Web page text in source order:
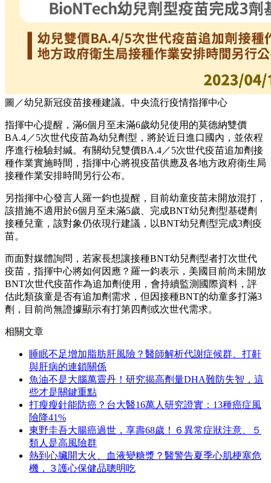
圖／幼兒新冠疫苗接種建議。中央流行疫情指揮中心
指揮中心提醒，滿6個月至未滿6歲幼兒使用的莫德納雙價
BA.4／5次世代疫苗為幼兒劑型，將於近日進口國內，並依程
序進行檢驗封緘。有關幼兒雙價BA.4／5次世代疫苗追加劑接
種作業實施時間，指揮中心將視疫苗供應及各地方政府衛生局
接種作業安排時間另行公布。
另指揮中心發言人羅一鈞也提醒，目前幼童疫苗未開放混打，
該措施不適用於6個月至未滿5歲、完成BNT幼兒劑型基礎劑
接種兒童，該對象仍依現行建議，以BNT幼兒劑型完成3劑疫
苗。
而面對媒體詢問，若家長想讓接種BNT幼兒劑型者打次世代
疫苗，指揮中心將如何因應？羅一鈞表示，美國目前尚未開放
BNT次世代疫苗作為追加劑使用，會持續監測國際資料，評
估此類孩童是否有追加劑需求，但因接種BNT的幼童多打滿3
劑，目前尚無證據顯示有打第四劑或次世代需求。
相關文章
睡眠不足增加脂肪肝風險？醫師解析代謝症候群、打鼾
與肝病的連鎖關係
魚油不是大腦萬靈丹！研究揭高劑量DHA難防失智，這
些才是關鍵重點
打瘦瘦針能防癌？台大醫16萬人研究證實：13種癌症風
險降41%
東野圭吾大腸癌過世，享壽68歲！６異常症狀注意、５
類人是高風險群
熱到心臟開大火、血液變糖漿？醫警告夏季心肌梗塞危
機，３護心保健品聰明吃